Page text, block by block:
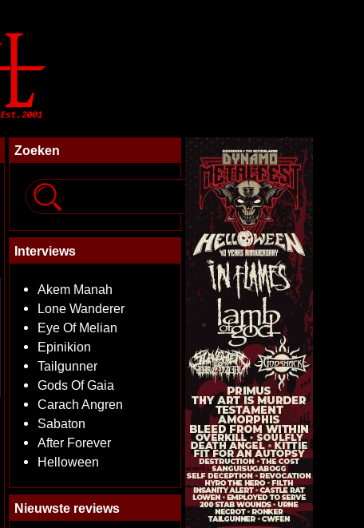
Zoeken
Interviews
Akem Manah
Lone Wanderer
Eye Of Melian
Epinikion
Tailgunner
Gods Of Gaia
Carach Angren
Sabaton
After Forever
Helloween
Nieuwste reviews